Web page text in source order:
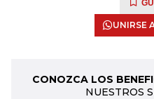
UNIRSE
CONOZCA LOS
NUESTROS